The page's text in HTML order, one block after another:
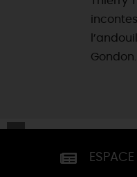
Gondon.
ESPACE